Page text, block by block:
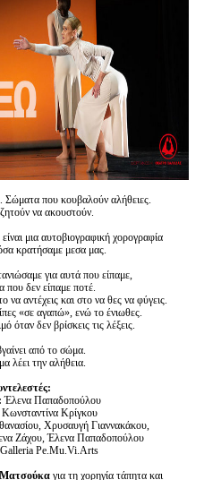
Σώματα που κουβαλούν αλήθειες.
να ακουστούν.
μια αυτοβιογραφική χορογραφία
κρατήσαμε μεσα μας.
για αυτά που είπαμε,
που δεν είπαμε ποτέ.
αντέχεις και στο να θες να φύγεις.
«σε αγαπώ», ενώ το ένιωθες.
όταν δεν βρίσκεις τις λέξεις.
από το σώμα.
λέει την αλήθεια.
Έλενα Παπαδοπούλου
Κωνσταντίνα Κρίγκου
Χρυσαυγή Γιαννακάκου,
Ζάχου, Έλενα Παπαδοπούλου
Galleria Pe.Mu.Vi.Arts
για τη χορηγία τάπητα και